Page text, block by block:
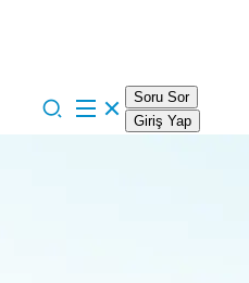
Soru Sor
Giriş Yap